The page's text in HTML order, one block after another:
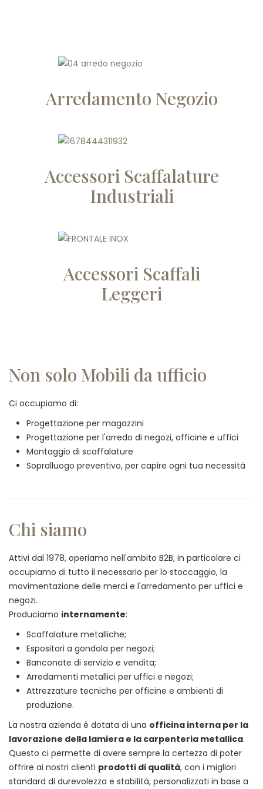
Arredamento Negozio
Accessori Scaffalature
Industriali
Accessori Scaffali
Leggeri
Non solo Mobili da ufficio
Ci occupiamo di:
Progettazione per magazzini
Progettazione per l'arredo di negozi, officine e uffici
Montaggio di scaffalature
Sopralluogo preventivo, per capire ogni tua necessità
Chi siamo
Attivi dal 1978, operiamo nell'ambito B2B, in particolare ci
occupiamo di tutto il necessario per lo stoccaggio, la
movimentazione delle merci e l'arredamento per uffici e
negozi.
Produciamo internamente:
Scaffalature metalliche;
Espositori a gondola per negozi;
Banconate di servizio e vendita;
Arredamenti metallici per uffici e negozi;
Attrezzature tecniche per officine e ambienti di
produzione.
La nostra azienda è dotata di una officina interna per la
lavorazione della lamiera e la carpenteria metallica.
Questo ci permette di avere sempre la certezza di poter
offrire ai nostri clienti prodotti di qualità, con i migliori
standard di durevolezza e stabilità, personalizzati in base a